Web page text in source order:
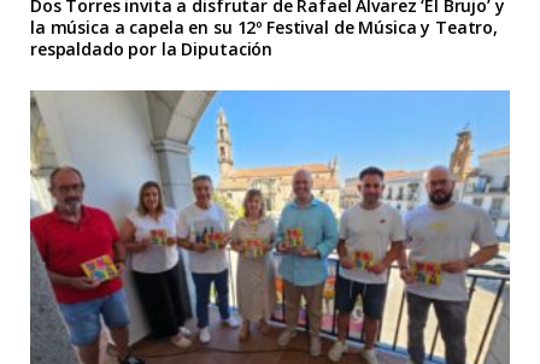
Dos Torres invita a disfrutar de Rafael Álvarez ‘El Brujo’ y
la música a capela en su 12º Festival de Música y Teatro,
respaldado por la Diputación